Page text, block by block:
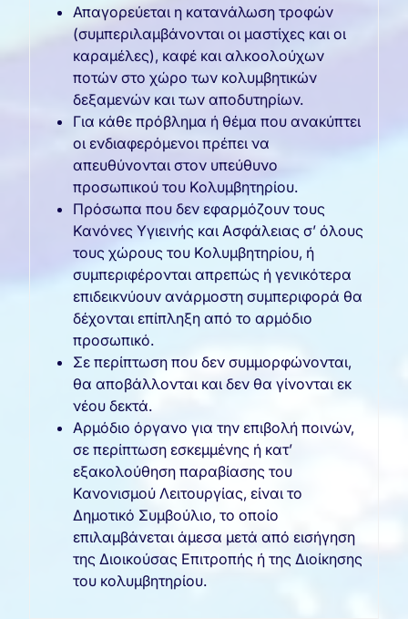
Απαγορεύεται η κατανάλωση τροφών
(συμπεριλαμβάνονται οι μαστίχες και οι
καραμέλες), καφέ και αλκοολούχων
ποτών στο χώρο των κολυμβητικών
δεξαμενών και των αποδυτηρίων.
Για κάθε πρόβλημα ή θέμα που ανακύπτει
οι ενδιαφερόμενοι πρέπει να
απευθύνονται στον υπεύθυνο
προσωπικού του Κολυμβητηρίου.
Πρόσωπα που δεν εφαρμόζουν τους
Κανόνες Υγιεινής και Ασφάλειας σ’ όλους
τους χώρους του Κολυμβητηρίου, ή
συμπεριφέρονται απρεπώς ή γενικότερα
επιδεικνύουν ανάρμοστη συμπεριφορά θα
δέχονται επίπληξη από το αρμόδιο
προσωπικό.
Σε περίπτωση που δεν συμμορφώνονται,
θα αποβάλλονται και δεν θα γίνονται εκ
νέου δεκτά.
Αρμόδιο όργανο για την επιβολή ποινών,
σε περίπτωση εσκεμμένης ή κατ’
εξακολούθηση παραβίασης του
Κανονισμού Λειτουργίας, είναι το
Δημοτικό Συμβούλιο, το οποίο
επιλαμβάνεται άμεσα μετά από εισήγηση
της Διοικούσας Επιτροπής ή της Διοίκησης
του κολυμβητηρίου.